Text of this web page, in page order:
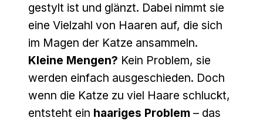
gestylt ist und glänzt. Dabei nimmt sie
eine Vielzahl von Haaren auf, die sich
im Magen der Katze ansammeln.
Kleine Mengen? Kein Problem, sie
werden einfach ausgeschieden. Doch
wenn die Katze zu viel Haare schluckt,
entsteht ein haariges Problem – das